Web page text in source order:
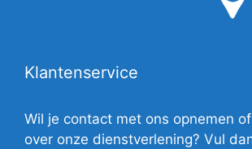
Klantenservice
Wil je contact met ons opnemen
over onze dienstverlening? Vul